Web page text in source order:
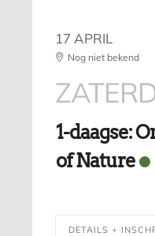
17 APRIL
Nog niet bekend
1-daagse:
of Nature
DETAILS +